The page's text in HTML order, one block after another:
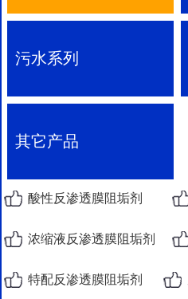
污水系列
其它产品
酸性反渗透膜阻垢剂
浓缩液反渗透膜阻垢剂
特配反渗透膜阻垢剂